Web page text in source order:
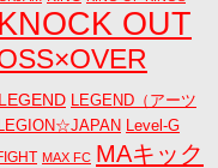
KNOCK OUT
LEGEND LEGEND（アーツ
Level-G
MAX FC MAキック